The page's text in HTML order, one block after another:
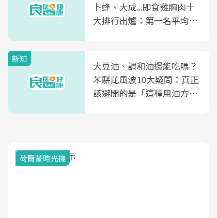
卜蜂、大成...即食雞胸肉十
大排行出爐：第一名平均一
新知
大豆油、調和油還能吃嗎？
苯駢芘風波10大疑問：真正
該避開的是「這種用油方
荷爾蒙時光機